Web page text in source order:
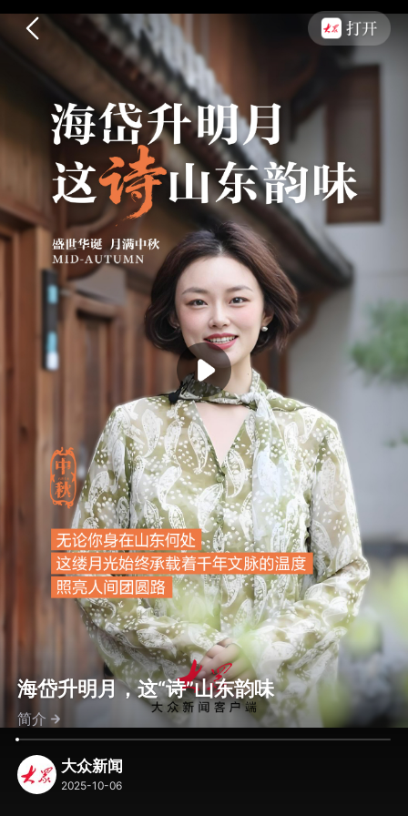
海岱升明月，这“诗”山东韵味
简介
大众新闻
2025-10-06